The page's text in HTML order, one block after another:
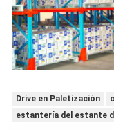
Drive en Paletización
estantería del estante